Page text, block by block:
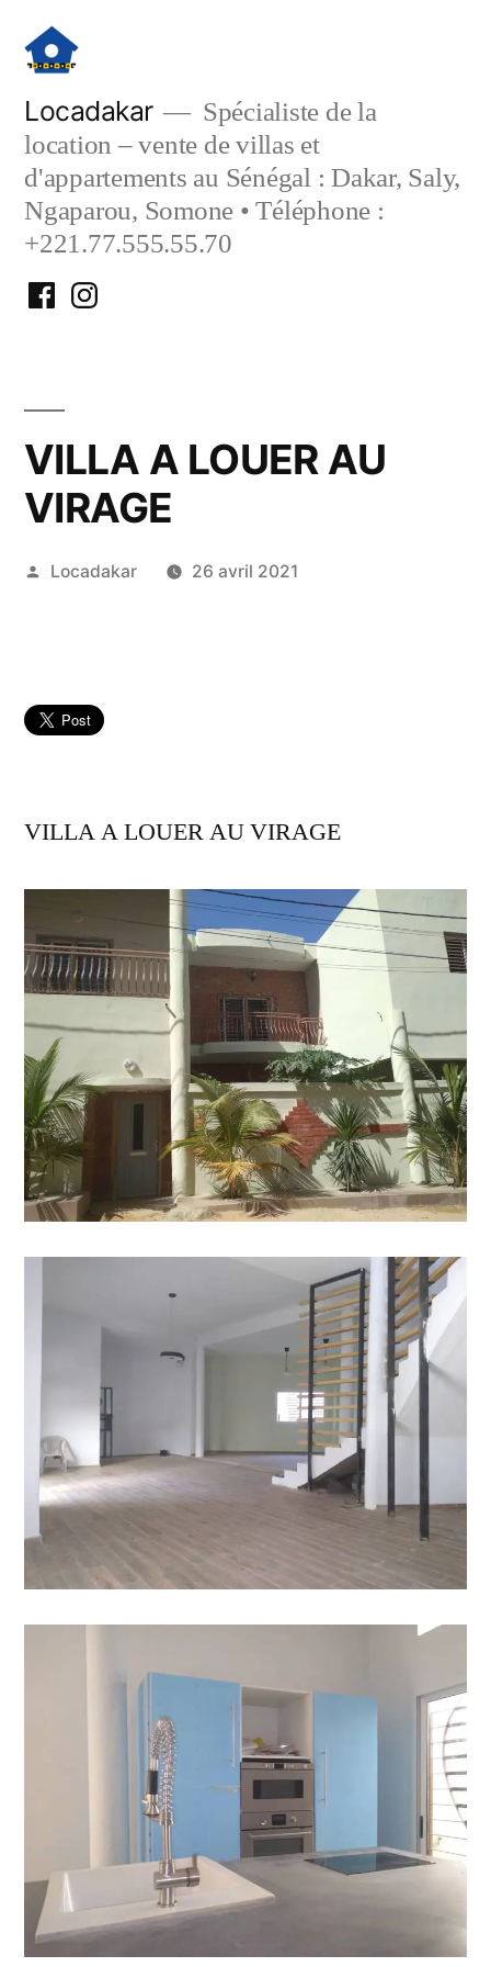
contenu
Locadakar
Spécialiste de la
location – vente de villas et
d'appartements au Sénégal : Dakar, Saly,
Ngaparou, Somone • Téléphone :
+221.77.555.55.70
FacebookInstagram
VILLA A LOUER AU
VIRAGE
Publié
Locadakar 26 avril 2021
VILLA A LOUER AU VIRAGE